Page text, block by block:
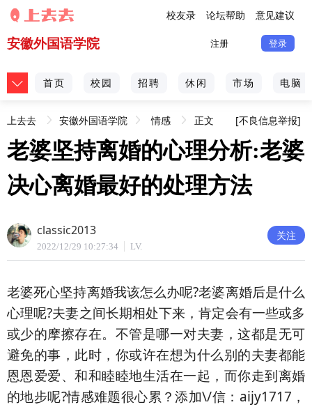
校友录 论坛帮助 意见建议
安徽外国语学院 注册 登录
首页 校园 招聘 休闲 市场 电脑
上去去 安徽外国语学院 情感 正文 [不良信息举报]
老婆坚持离婚的心理分析:老婆
决心离婚最好的处理方法
classic2013
2022/12/29 10:27:34 LV.
关注
老婆死心坚持离婚我该怎么办呢?老婆离婚后是什么
心理呢?夫妻之间长期相处下来，肯定会有一些或多
或少的摩擦存在。不管是哪一对夫妻，这都是无可
避免的事，此时，你或许在想为什么别的夫妻都能
恩恩爱爱、和和睦睦地生活在一起，而你走到离婚
的地步呢?情感难题很心累？添加\/信：aijy1717，